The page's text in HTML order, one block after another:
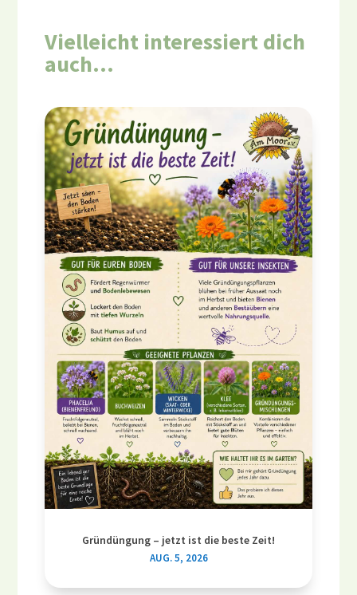
Vielleicht interessiert dich
auch…
Gründüngung – jetzt ist die beste Zeit!
AUG. 5, 2026